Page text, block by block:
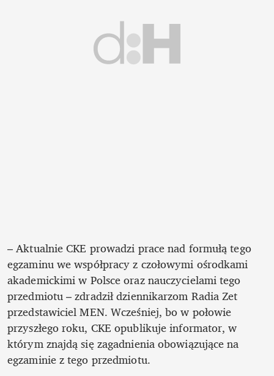
– Aktualnie CKE prowadzi prace nad formułą tego
egzaminu we współpracy z czołowymi ośrodkami
akademickimi w Polsce oraz nauczycielami tego
przedmiotu – zdradził dziennikarzom Radia Zet
przedstawiciel MEN. Wcześniej, bo w połowie
przyszłego roku, CKE opublikuje informator, w
którym znajdą się zagadnienia obowiązujące na
egzaminie z tego przedmiotu.